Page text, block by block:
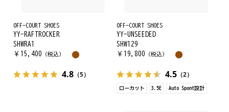
OFF-COURT SHOES
YY-RAFTROCKER
SHWRA1
￥ 15,400 （税込）
4.8 （5）
OFF-COURT SHOES
YY-UNSEEDED
SHW129
￥ 19,800 （税込）
4.5（2）
ローカット 3.5E Auto Spont設計